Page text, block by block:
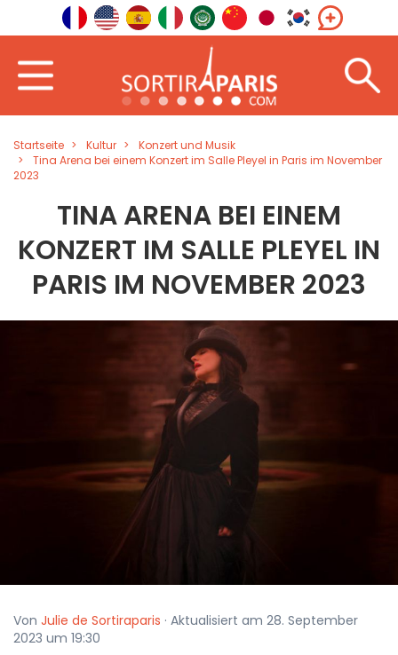
Startseite Kultur
Konzert und Musik
Tina Arena bei einem Konzert im Salle Pleyel in Paris im November
2023
TINA ARENA BEI EINEM
KONZERT IM SALLE PLEYEL IN
PARIS IM NOVEMBER 2023
Von Julie de Sortiraparis · Aktualisiert am 28. September
2023 um 19:30